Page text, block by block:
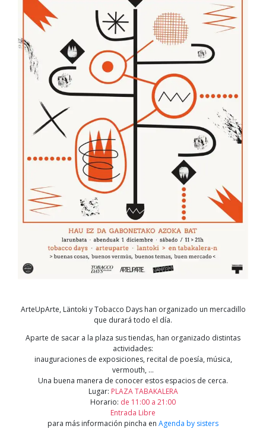
ArteUpArte, Läntoki y Tobacco Days han organizado un mercadillo
que durará todo el día.
Aparte de sacar a la plaza sus tiendas, han organizado distintas
actividades:
inauguraciones de exposiciones, recital de poesía, música,
vermouth, …
Una buena manera de conocer estos espacios de cerca.
Lugar: PLAZA TABAKALERA
Horario: de 11:00 a 21:00
Entrada Libre
para más información pincha en Agenda by sisters